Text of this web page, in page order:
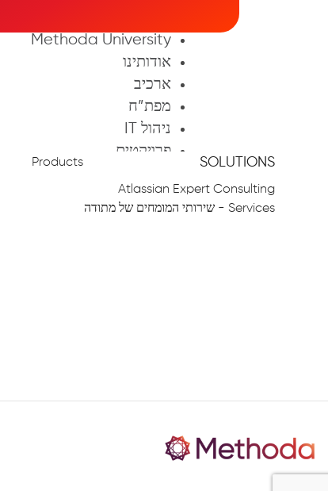
Methoda University
אודותינו
ארכיב
מפת”ח
ניהול IT
פרויקטים
SOLUTIONS
Atlassian Expert Consulting
Services - שירותי המומחים של מתודה
Products